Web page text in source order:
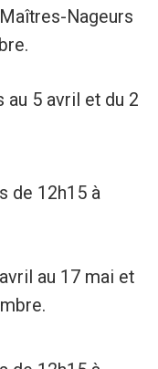
Nageurs
au 5 avril et du 2
de 12h15 à
au 17 mai et